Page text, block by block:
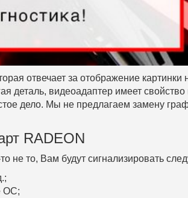
отвечает за отображение
деталь, видеоадаптер имеет
дело. Мы не предлагаем замену
RADEON
не то, Вам будут сигнализировать
ОС;